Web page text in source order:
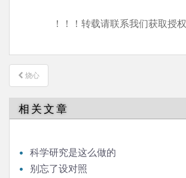
！！！转载请联系我们获取授
文
章
导
航
烧心
相关文章
科学研究是这么做的
别忘了设对照